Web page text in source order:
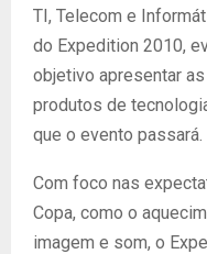
TI, Telecom e
do Expedition 2010,
objetivo apresentar
produtos de
que o evento passará.
Com foco nas
Copa, como o
imagem e som, o